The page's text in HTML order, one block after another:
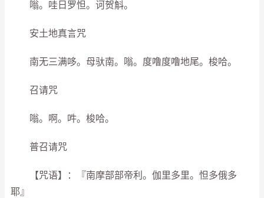
嗡。哇日罗怛。诃贺斛。
安土地真言咒
南无三满哆。母驮南。嗡。度噜度噜地尾。梭哈。
召请咒
嗡。啊。吽。梭哈。
普召请咒
【咒语】：『南摩部部帝利。伽里多里。怛多俄多
耶』